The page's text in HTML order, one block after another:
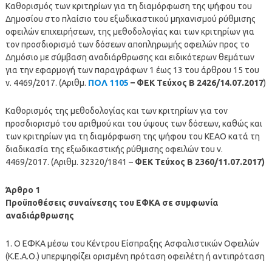
Καθορισμός των κριτηρίων για τη διαμόρφωση της ψήφου του
Δημοσίου στο πλαίσιο του εξωδικαστικού μηχανισμού ρύθμισης
οφειλών επιχειρήσεων, της μεθοδολογίας και των κριτηρίων για
τον προσδιορισμό των δόσεων αποπληρωμής οφειλών προς το
Δημόσιο με σύμβαση αναδιάρθρωσης και ειδικότερων θεμάτων
για την εφαρμογή των παραγράφων 1 έως 13 του άρθρου 15 του
ν. 4469/2017. (Αριθμ. ΠΟΛ 1105 – ΦΕΚ Τεύχος Β 2426/14.07.2017)
Καθορισμός της μεθοδολογίας και των κριτηρίων για τον
προσδιορισμό του αριθμού και του ύψους των δόσεων, καθώς και
των κριτηρίων για τη διαμόρφωση της ψήφου του ΚΕΑΟ κατά τη
διαδικασία της εξωδικαστικής ρύθμισης οφειλών του ν.
4469/2017. (Αριθμ. 32320/1841 – ΦΕΚ Τεύχος Β 2360/11.07.2017)
Άρθρο 1
Προϋποθέσεις συναίνεσης του ΕΦΚΑ σε συμφωνία
αναδιάρθρωσης
1. Ο ΕΦΚΑ μέσω του Κέντρου Είσπραξης Ασφαλιστικών Οφειλών
(Κ.Ε.Α.Ο.) υπερψηφίζει ορισμένη πρόταση οφειλέτη ή αντιπρόταση